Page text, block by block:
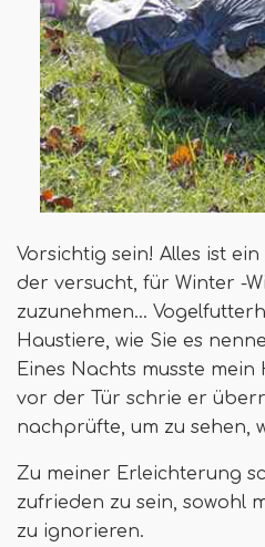
Vorsichtig sein! Alles ist
der versucht, für Winter -
zuzunehmen…
Haustiere, wie Sie es
Eines Nachts musste
vor der Tür schrie er
nachprüfte, um zu sehen,
Zu meiner Erleichterung
zufrieden zu sein, sowohl
zu ignorieren.